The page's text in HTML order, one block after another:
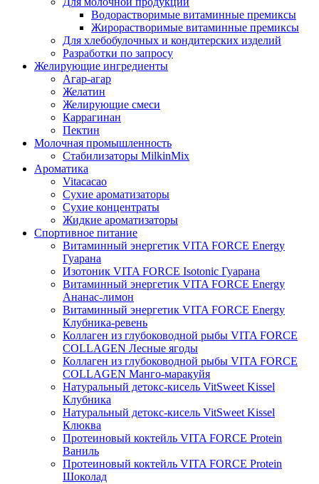
Водорастворимые витаминные премиксы
Жирорастворимые витаминные премиксы
Для хлебобулочных и кондитерских изделий
Разработки по запросу
Желирующие ингредиенты
Агар-агар
Желатин
Желирующие смеси
Каррагинан
Пектин
Молочная промышленность
Стабилизаторы MilkinMix
Ароматика
Vitacacao
Сухие ароматизаторы
Сухие концентраты
Жидкие ароматизаторы
Спортивное питание
Витаминный энергетик VITA FORCE Energy
Гуарана
Изотоник VITA FORCE Isotonic Гуарана
Витаминный энергетик VITA FORCE Energy
Ананас-лимон
Витаминный энергетик VITA FORCE Energy
Клубника-ревень
Коллаген из глубоководной рыбы VITA FORCE
COLLAGEN Лесные ягоды
Коллаген из глубоководной рыбы VITA FORCE
COLLAGEN Манго-маракуйя
Натуральный детокс-кисель VitSweet Kissel
Клубника
Натуральный детокс-кисель VitSweet Kissel
Клюква
Протеиновый коктейль VITA FORCE Protein
Ваниль
Протеиновый коктейль VITA FORCE Protein
Шоколад